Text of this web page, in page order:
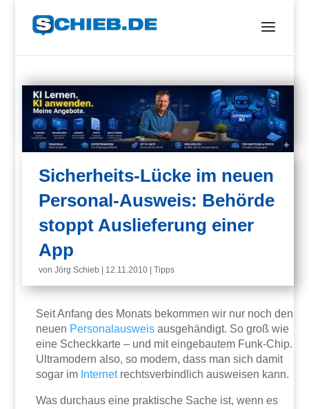
Sicherheits-Lücke im neuen
Personal-Ausweis: Behörde
stoppt Auslieferung einer
App
vonJörg Schieb 12.11.2010 |Tipps
Seit Anfang des Monats bekommen wir nur noch den
neuen Personalausweis ausgehändigt. So groß wie
eine Scheckkarte – und mit eingebautem Funk-Chip.
Ultramodern also, so modern, dass man sich damit
sogar im Internetrechtsverbindlich ausweisen kann.
Was durchaus eine praktische Sache ist, wenn es